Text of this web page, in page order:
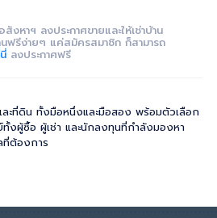
หาฯ ลงประกาศขายและให้เช่าบ้าน
ฟรีง่ายๆ แค่สมัครสมาชิก ก็สามารถ
ลงประกาศฟรี
ะที่ดิน ทั้งมือหนึ่งและมือสอง พร้อมตัวเลือก
งผู้ซื้อ ผู้เช่า และนักลงทุนที่กำลังมองหา
ต้องการ